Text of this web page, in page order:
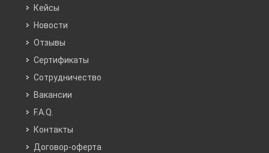
Кейсы
Новости
Отзывы
Сертификаты
Сотрудничество
Вакансии
F.A.Q.
Контакты
Договор-оферта